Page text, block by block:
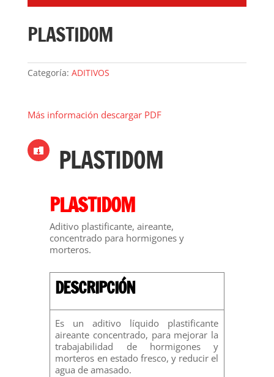
PLASTIDOM
Categoría: ADITIVOS
Más información descargar PDF
 PLASTIDOM
PLASTIDOM
Aditivo plastificante, aireante,
concentrado para hormigones y
morteros.
DESCRIPCIÓN
Es un aditivo líquido plastificante
aireante concentrado, para mejorar la
trabajabilidad de hormigones y
morteros en estado fresco, y reducir el
agua de amasado.